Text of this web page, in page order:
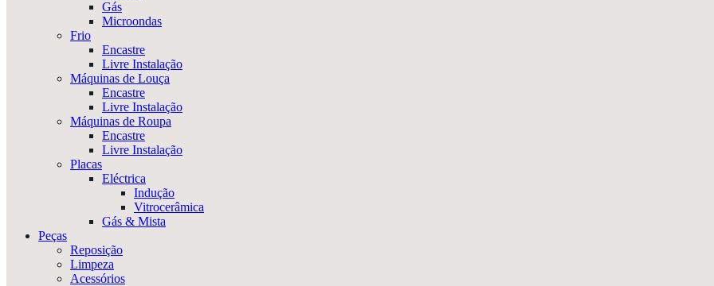
Gás
Microondas
Frio
Encastre
Livre Instalação
Máquinas de Louça
Encastre
Livre Instalação
Máquinas de Roupa
Encastre
Livre Instalação
Placas
Eléctrica
Indução
Vitrocerâmica
Gás & Mista
Peças
Reposição
Limpeza
Acessórios